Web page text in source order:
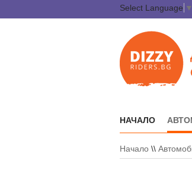
Select Language ▼
НАЧАЛО
Начало \\